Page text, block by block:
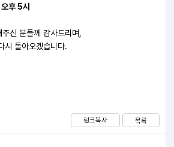
후 5시
신 분들께 감사드리며,
시 돌아오겠습니다.
링크복사 목록